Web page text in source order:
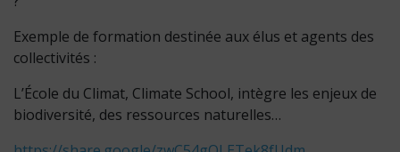
Exemple de formation destinée aux élus et agents des
collectivités :
L’École du Climat, Climate School, intègre les enjeux de
biodiversité, des ressources naturelles…